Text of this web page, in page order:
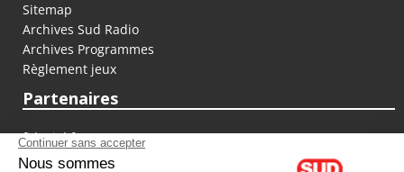
Sitemap
Archives Sud Radio
Archives Programmes
Règlement jeux
Partenaires
fiducial.fr
lyoncapitale.fr